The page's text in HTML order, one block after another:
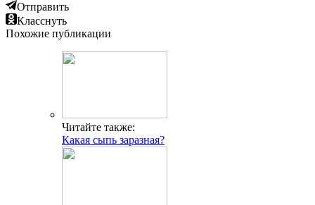
Отправить
Класснуть
Похожие публикации
Читайте также:
Какая сыпь заразная?